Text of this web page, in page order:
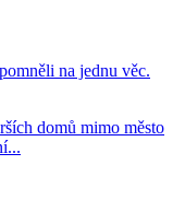
na jednu věc.
domů mimo město